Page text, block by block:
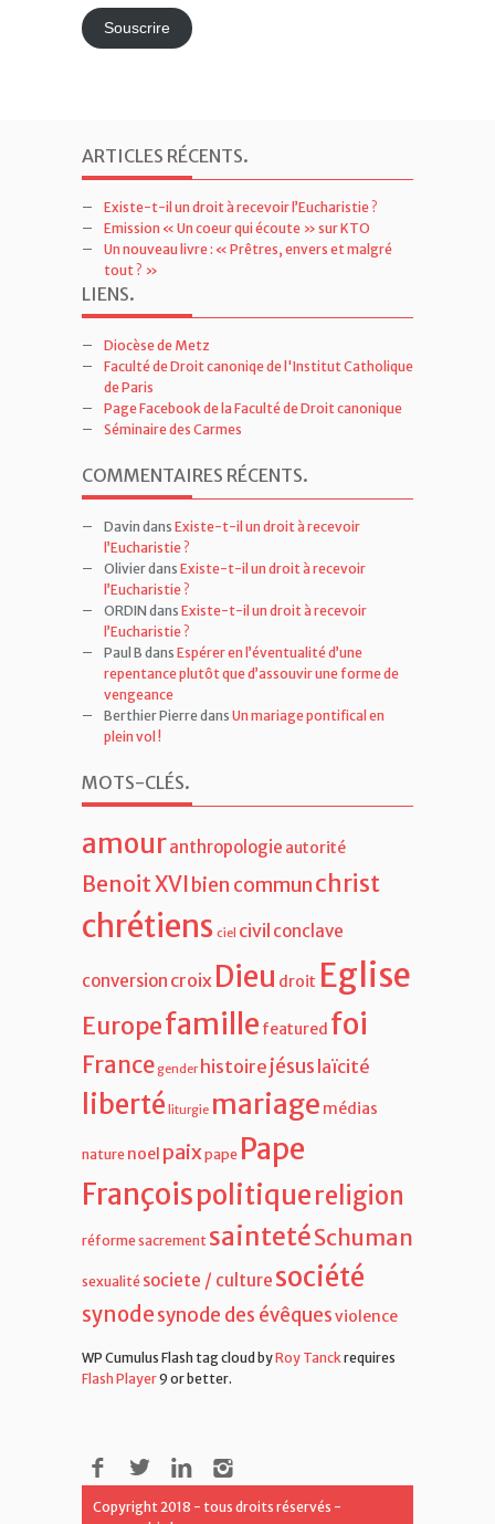
e-
mailSouscrire
ARTICLES RÉCENTS.
Existe-t-il un droit à recevoir l’Eucharistie ?
Emission « Un coeur qui écoute » sur KTO
Un nouveau livre : « Prêtres, envers et malgré
tout ? »
LIENS.
Diocèse de Metz
Faculté de Droit canoniqe de l'Institut Catholique
de Paris
Page Facebook de la Faculté de Droit canonique
Séminaire des Carmes
COMMENTAIRES RÉCENTS.
Davin dans Existe-t-il un droit à recevoir
l’Eucharistie ?
Olivier dans Existe-t-il un droit à recevoir
l’Eucharistie ?
ORDIN dans Existe-t-il un droit à recevoir
l’Eucharistie ?
Paul B dans Espérer en l’éventualité d’une
repentance plutôt que d’assouvir une forme de
vengeance
Berthier Pierre dans Un mariage pontifical en
plein vol !
MOTS-CLÉS.
amour anthropologie autorité
Benoit XVIbien communchrist
chrétiens civil conclave
conversion croix Dieu droit Eglise
Europe famille featured foi
Francegender histoirejésus laïcité
liberté liturgie mariage médias
nature noel paixpape Pape
Françoispolitiquereligion
réforme sacrement saintetéSchuman
sexualité societe / culture société
synodesynode des évêques violence
WP Cumulus Flash tag cloud by Roy Tanckrequires
Flash Player 9 or better.
Copyright 2018 - tous droits réservés -